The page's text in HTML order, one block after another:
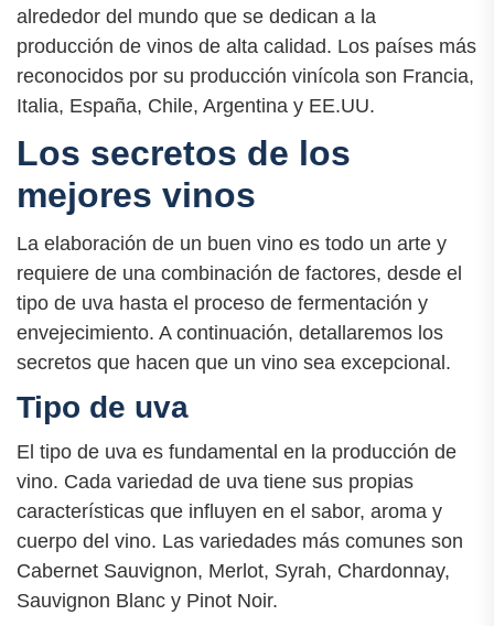
alrededor del mundo que se dedican a la
producción de vinos de alta calidad. Los países más
reconocidos por su producción vinícola son Francia,
Italia, España, Chile, Argentina y EE.UU.
Los secretos de los
mejores vinos
La elaboración de un buen vino es todo un arte y
requiere de una combinación de factores, desde el
tipo de uva hasta el proceso de fermentación y
envejecimiento. A continuación, detallaremos los
secretos que hacen que un vino sea excepcional.
Tipo de uva
El tipo de uva es fundamental en la producción de
vino. Cada variedad de uva tiene sus propias
características que influyen en el sabor, aroma y
cuerpo del vino. Las variedades más comunes son
Cabernet Sauvignon, Merlot, Syrah, Chardonnay,
Sauvignon Blanc y Pinot Noir.